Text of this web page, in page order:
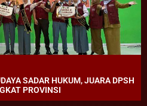
SADAR HUKUM, JUARA DPSH
PROVINSI